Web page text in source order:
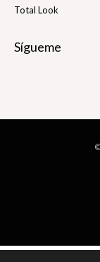
Total Look
Sígueme